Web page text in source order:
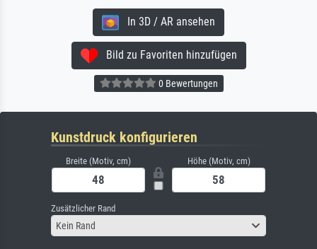
In 3D / AR ansehen
Bild zu Favoriten hinzufügen
0 Bewertungen
Kunstdruck konfigurieren
Breite (Motiv, cm) Höhe (Motiv, cm)
Zusätzlicher Rand
Kein Rand